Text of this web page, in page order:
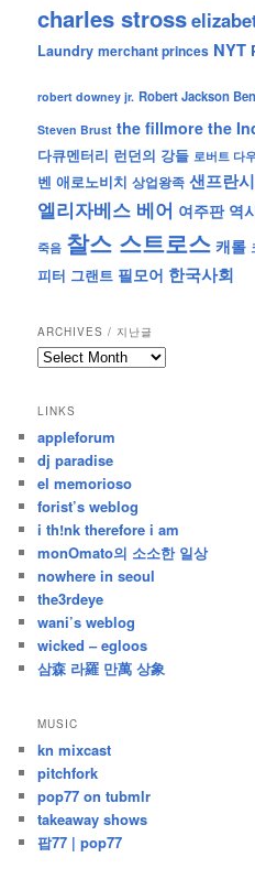
charles stross
Laundry merchant princes NYT
robert downey jr. Robert Jackson
Steven Brust the fillmore the
다큐멘터리 런던의 강들 로버트 다
벤 애로노비치 상업왕족 샌프란
엘리자베스 베어 여주판 역
죽음 찰스 스트로스 캐롤
피터 그랜트 필모어 한국사회
ARCHIVES / 지난글
archives
난
글
LINKS
appleforum
dj paradise
el memorioso
forist’s weblog
i th!nk therefore i am
monOmato의 소소한 일상
nowhere in seoul
the3rdeye
wani’s weblog
wicked – egloos
삼森 라羅 만萬 상象
MUSIC
kn mixcast
pitchfork
pop77 on tubmlr
takeaway shows
팝77 | pop77